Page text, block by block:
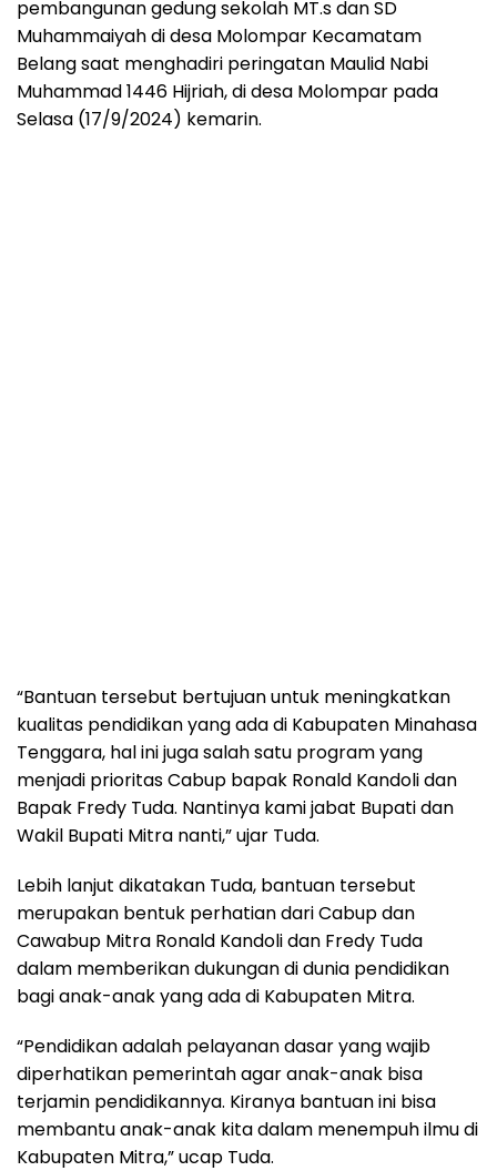
pembangunan gedung sekolah MT.s dan SD
Muhammaiyah di desa Molompar Kecamatam
Belang saat menghadiri peringatan Maulid Nabi
Muhammad 1446 Hijriah, di desa Molompar pada
Selasa (17/9/2024) kemarin.
“Bantuan tersebut bertujuan untuk meningkatkan
kualitas pendidikan yang ada di Kabupaten Minahasa
Tenggara, hal ini juga salah satu program yang
menjadi prioritas Cabup bapak Ronald Kandoli dan
Bapak Fredy Tuda. Nantinya kami jabat Bupati dan
Wakil Bupati Mitra nanti,” ujar Tuda.
Lebih lanjut dikatakan Tuda, bantuan tersebut
merupakan bentuk perhatian dari Cabup dan
Cawabup Mitra Ronald Kandoli dan Fredy Tuda
dalam memberikan dukungan di dunia pendidikan
bagi anak-anak yang ada di Kabupaten Mitra.
“Pendidikan adalah pelayanan dasar yang wajib
diperhatikan pemerintah agar anak-anak bisa
terjamin pendidikannya. Kiranya bantuan ini bisa
membantu anak-anak kita dalam menempuh ilmu di
Kabupaten Mitra,” ucap Tuda.